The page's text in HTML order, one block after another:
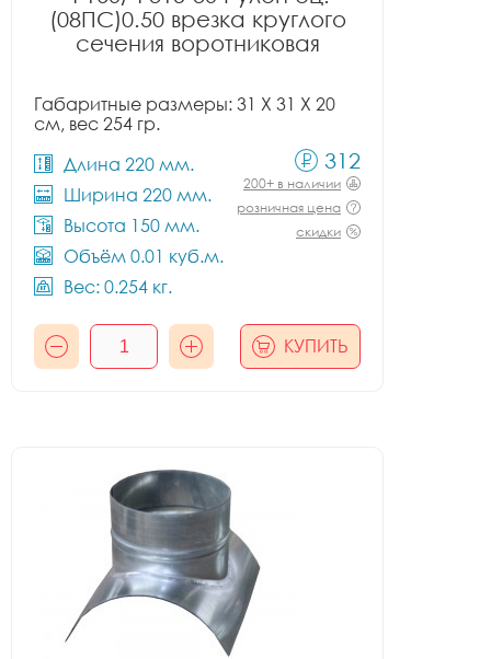
(08ПС)0.50 врезка круглого
сечения воротниковая
Габаритные размеры: 31 X 31 X 20
см, вес 254 гр.
Длина 220 мм.
Ширина 220 мм.
Высота 150 мм.
Объём 0.01 куб.м.
Вес: 0.254 кг.
312
200+ в наличии
розничная цена
скидки
КУПИТЬ